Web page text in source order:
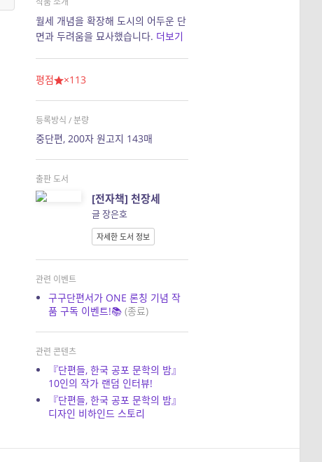
월세 개념을 확장해 도시의 어두운 단
면과 두려움을 묘사했습니다. 더보기
평점 ×113
등록방식 / 분량
중단편, 200자 원고지 143매
출판 도서
[전자책] 천장세
글 장은호
자세한 도서 정보
관련 이벤트
구구단편서가 ONE 론칭 기념 작
품 구독 이벤트!📚(종료)
관련 콘텐츠
『단편들, 한국 공포 문학의 밤』
10인의 작가 랜덤 인터뷰!
『단편들, 한국 공포 문학의 밤』
디자인 비하인드 스토리